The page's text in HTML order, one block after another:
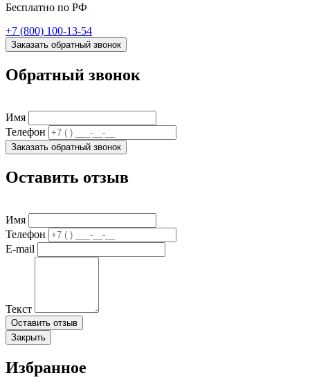
Бесплатно по РФ
+7 (800) 100-13-54
Заказать обратный звонок
Обратный звонок
Имя
Телефон
Заказать обратный звонок
Оставить отзыв
Имя
Телефон
E-mail
Текст
Оставить отзыв
Закрыть
Избранное